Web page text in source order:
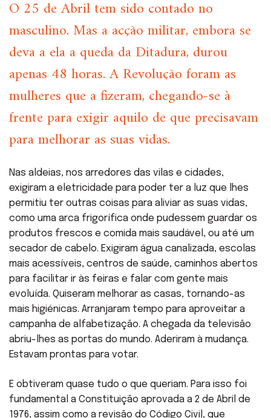
O 25 de Abril tem sido contado no
masculino. Mas a acção militar, embora se
deva a ela a queda da Ditadura, durou
apenas 48 horas. A Revolução foram as
mulheres que a fizeram, chegando-se à
frente para exigir aquilo de que precisavam
para melhorar as suas vidas.
Nas aldeias, nos arredores das vilas e cidades,
exigiram a eletricidade para poder ter a luz que lhes
permitiu ter outras coisas para aliviar as suas vidas,
como uma arca frigorífica onde pudessem guardar os
produtos frescos e comida mais saudável, ou até um
secador de cabelo. Exigiram água canalizada, escolas
mais acessíveis, centros de saúde, caminhos abertos
para facilitar ir às feiras e falar com gente mais
evoluída. Quiseram melhorar as casas, tornando-as
mais higiénicas. Arranjaram tempo para aproveitar a
campanha de alfabetização. A chegada da televisão
abriu-lhes as portas do mundo. Aderiram à mudança.
Estavam prontas para votar.
E obtiveram quase tudo o que queriam. Para isso foi
fundamental a Constituição aprovada a 2 de Abril de
1976, assim como a revisão do Código Civil, que